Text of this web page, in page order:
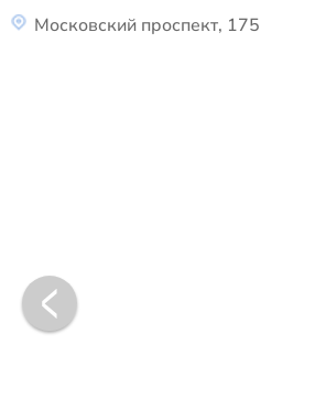
Московский проспект, 175